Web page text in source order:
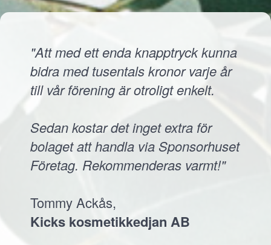
"Att med ett enda knapptryck kunna
bidra med tusentals kronor varje år
till vår förening är otroligt enkelt.
Sedan kostar det inget extra för
bolaget att handla via Sponsorhuset
Företag. Rekommenderas varmt!"
Tommy Ackås,
Kicks kosmetikkedjan AB